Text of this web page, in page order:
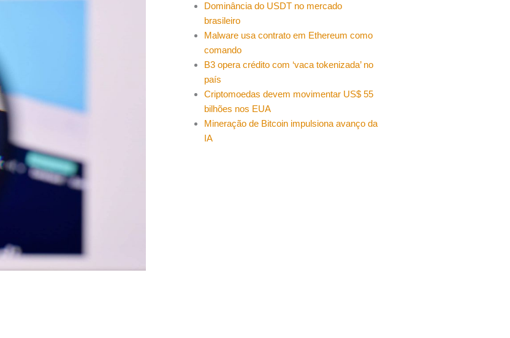
Dominância do USDT no mercado
brasileiro
Malware usa contrato em Ethereum como
comando
B3 opera crédito com ‘vaca tokenizada’ no
país
Criptomoedas devem movimentar US$ 55
bilhões nos EUA
Mineração de Bitcoin impulsiona avanço da
IA